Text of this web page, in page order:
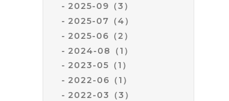
2025-09（3）
2025-07（4）
2025-06（2）
2024-08（1）
2023-05（1）
2022-06（1）
2022-03（3）